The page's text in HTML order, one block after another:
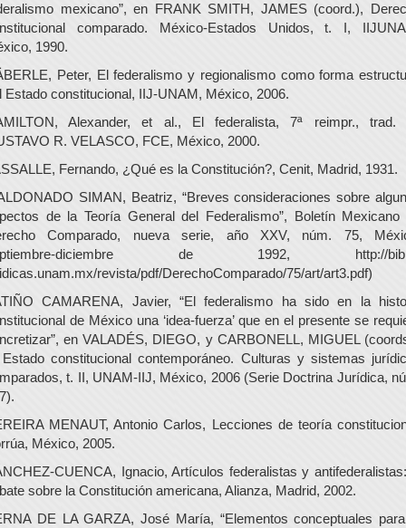
mexicano”, en FRANK SMITH, JAMES (coord.),
comparado. México-Estados Unidos, t. I,
1990.
Peter, El federalismo y regionalismo como forma
Estado constitucional, IIJ-UNAM, México, 2006.
Alexander, et al., El federalista, 7ª reimpr., trad.
R. VELASCO, FCE, México, 2000.
Fernando, ¿Qué es la Constitución?, Cenit, Madrid, 1931.
SIMAN, Beatriz, “Breves consideraciones sobre
de la Teoría General del Federalismo”, Boletín Mexicano
Comparado, nueva serie, año XXV, núm. 75,
diciembre de 1992, http://
revista/pdf/DerechoComparado/75/art/art3.pdf)
CAMARENA, Javier, “El federalismo ha sido en la
de México una ‘idea-fuerza’ que en el presente se
en VALADÉS, DIEGO, y CARBONELL, MIGUEL
constitucional contemporáneo. Culturas y sistemas
t. II, UNAM-IIJ, México, 2006 (Serie Doctrina Jurídica,
MENAUT, Antonio Carlos, Lecciones de teoría
México, 2005.
CUENCA, Ignacio, Artículos federalistas y
sobre la Constitución americana, Alianza, Madrid, 2002.
DE LA GARZA, José María, “Elementos conceptuales